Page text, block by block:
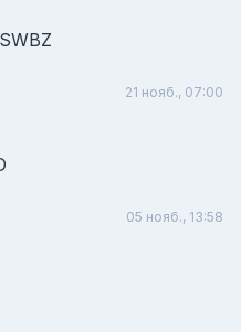
21 нояб., 07:00
05 нояб., 13:58